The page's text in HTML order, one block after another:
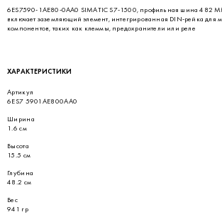
6ES7590-1AE80-0AA0 SIMATIC S7-1500, профильная шина 482
включает заземляющий элемент, интегрированная DIN-рейка для
компонентов, таких как клеммы, предохранители или реле
ХАРАКТЕРИСТИКИ
Артикул
6ES7 5901AE800AA0
Ширина
1.6 см
Высота
15.5 см
Глубина
48.2 см
Вес
941 гр